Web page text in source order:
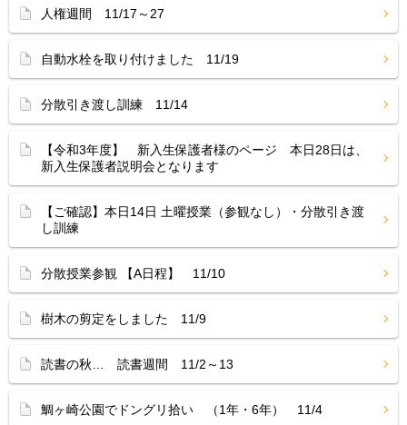
人権週間 11/17～27
自動水栓を取り付けました 11/19
分散引き渡し訓練 11/14
【令和3年度】 新入生保護者様のページ 本日28日は、
新入生保護者説明会となります
【ご確認】本日14日 土曜授業（参観なし）・分散引き渡
し訓練
分散授業参観 【A日程】 11/10
樹木の剪定をしました 11/9
読書の秋… 読書週間 11/2～13
鯛ヶ崎公園でドングリ拾い （1年・6年） 11/4